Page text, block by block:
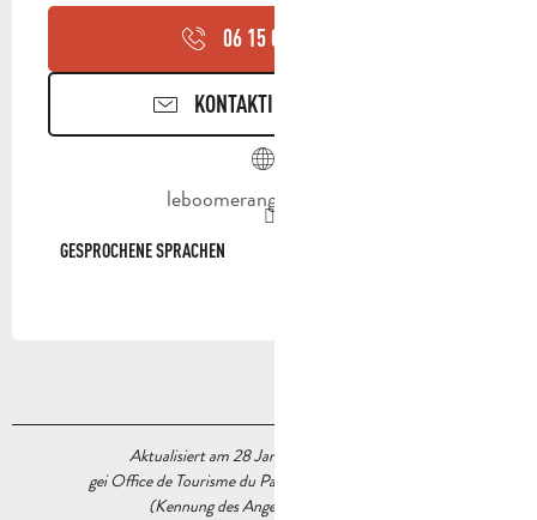
06 15 09 52
KONTAKTIEREN SIE UNS
leboomerang.eatbu.com
GESPROCHENE SPRACHEN
GESPROCHENE SPRACHEN
Aktualisiert am 28 Januar 2026 Um 12:24
gei Office de Tourisme du Pays d’Aubagne et de l’Étoile
(Kennung des Angebots :